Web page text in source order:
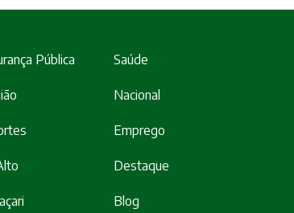
Pública Saúde
Nacional
Emprego
Destaque
Blog